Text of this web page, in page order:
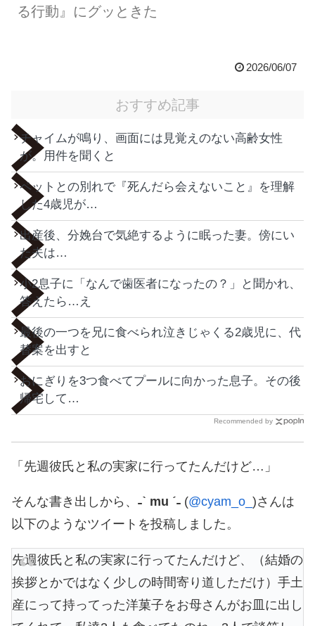
る行動』にグッときた
2026/06/07
おすすめ記事
チャイムが鳴り、画面には見覚えのない高齢女性
が。用件を聞くと
ペットとの別れで『死んだら会えないこと』を理解
した4歳児が…
出産後、分娩台で気絶するように眠った妻。傍にい
た夫は…
小2息子に「なんで歯医者になったの？」と聞かれ、
答えたら…え
最後の一つを兄に食べられ泣きじゃくる2歳児に、代
替案を出すと
おにぎりを3つ食べてプールに向かった息子。その後
帰宅して…
Recommended by
「先週彼氏と私の実家に行ってたんだけど…」
そんな書き出しから、 ˗ˋ mu ˊ˗ (@cyam_o_ )さんは
以下のようなツイートを投稿しました。
先週彼氏と私の実家に行ってたんだけど、（結婚の
挨拶とかではなく少しの時間寄り道しただけ）手土
産にって持ってった洋菓子をお母さんがお皿に出し